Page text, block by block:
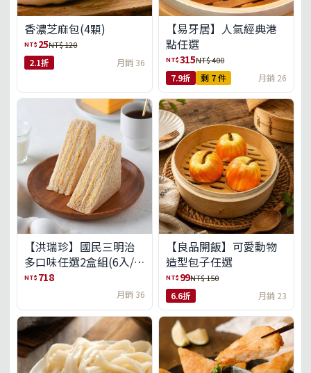
香濃芝麻包(4顆)
NT$ 25NT$ 120
2.1折 月銷 36
【易牙居】人氣經典港
點任選
NT$315NT$ 400
7.9折 剩 7 件 月銷 26
【洪瑞珍】國民三明治
多口味任選2盒組(6入/
盒)(免運)
NT$ 718
月銷 36
【良品開飯】可愛動物
造型包子任選
NT$ 99NT$ 150
6.6折 月銷 23